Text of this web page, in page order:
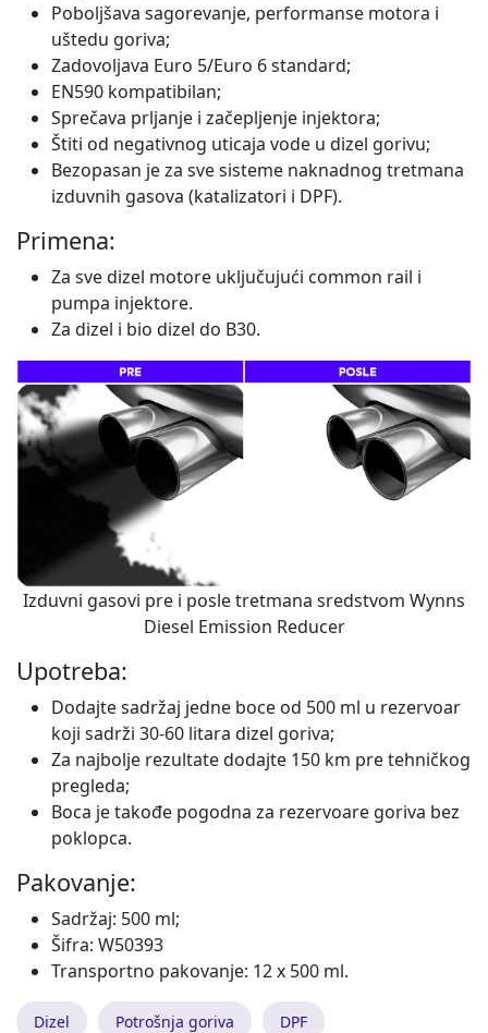
Poboljšava sagorevanje, performanse motora i
uštedu goriva;
Zadovoljava Euro 5/Euro 6 standard;
EN590 kompatibilan;
Sprečava prljanje i začepljenje injektora;
Štiti od negativnog uticaja vode u dizel gorivu;
Bezopasan je za sve sisteme naknadnog tretmana
izduvnih gasova (katalizatori i DPF).
Primena:
Za sve dizel motore uključujući common rail i
pumpa injektore.
Za dizel i bio dizel do B30.
Izduvni gasovi pre i posle tretmana sredstvom Wynns
Diesel Emission Reducer
Upotreba:
Dodajte sadržaj jedne boce od 500 ml u rezervoar
koji sadrži 30-60 litara dizel goriva;
Za najbolje rezultate dodajte 150 km pre tehničkog
pregleda;
Boca je takođe pogodna za rezervoare goriva bez
poklopca.
Pakovanje:
Sadržaj: 500 ml;
Šifra: W50393
Transportno pakovanje: 12 x 500 ml.
Dizel Potrošnja goriva DPF